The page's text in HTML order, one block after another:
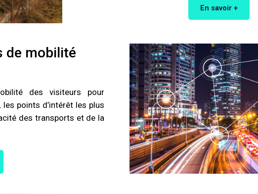
En savoir +
de mobilité
des visiteurs pour
points d’intérêt les plus
des transports et de la